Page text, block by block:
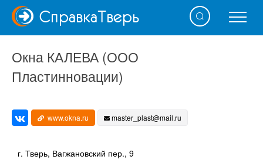
СправкаТверь
Окна КАЛЕВА (ООО
Пластинновации)
www.okna.ru master_plast@mail.ru
г. Тверь, Вагжановский пер., 9